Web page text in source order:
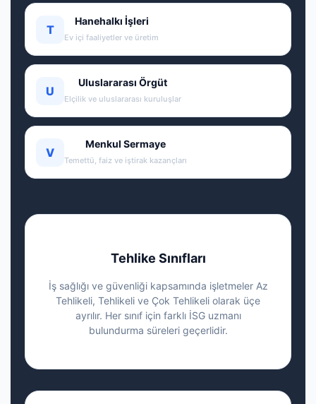
T
Hanehalkı İşleri
Ev içi faaliyetler ve üretim
U
Uluslararası Örgüt
Elçilik ve uluslararası kuruluşlar
V
Menkul Sermaye
Temettü, faiz ve iştirak kazançları
Tehlike Sınıfları
İş sağlığı ve güvenliği kapsamında işletmeler Az
Tehlikeli, Tehlikeli ve Çok Tehlikeli olarak üçe
ayrılır. Her sınıf için farklı İSG uzmanı
bulundurma süreleri geçerlidir.